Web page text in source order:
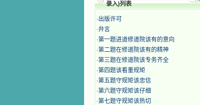
录入)列表
·出版许可
·弁言
·第一题进道修道院该有的意向
·第二题在修道院该有的精神
·第三题在修道院该专务齐全
·第四题该看重规矩
·第五题守规矩该忠信
·第六题守规矩该仔细
·第七题守规矩该热切